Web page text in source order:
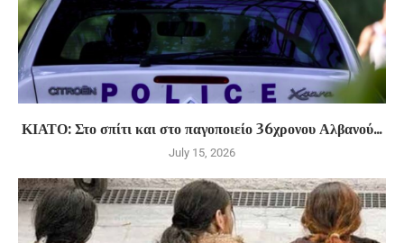
ΚΙΑΤΟ: Στο σπίτι και στο παγοποιείο 36χρονου Αλβανού...
July 15, 2026